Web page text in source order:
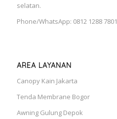
selatan.
Phone/WhatsApp: 0812 1288 7801
AREA LAYANAN
Canopy Kain Jakarta
Tenda Membrane Bogor
Awning Gulung Depok